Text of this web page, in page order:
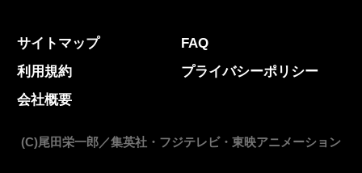
サイトマップ
FAQ
利用規約
プライバシーポリシー
会社概要
(C)尾田栄一郎／集英社・フジテレビ・東映アニメーション